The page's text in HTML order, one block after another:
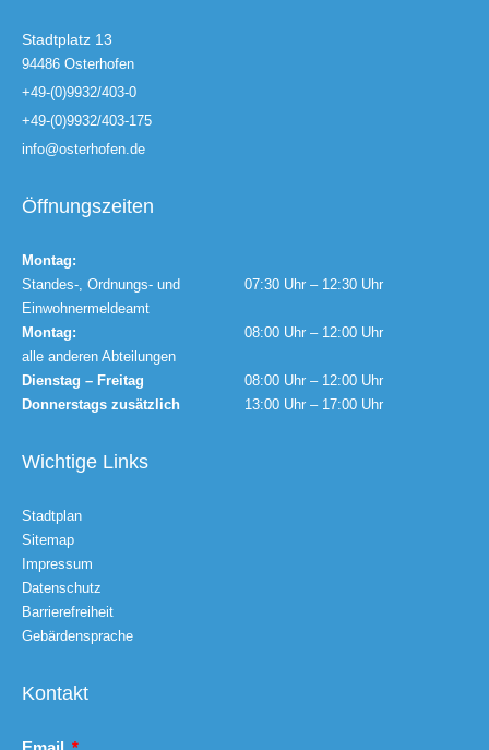
Stadtplatz 13
94486 Osterhofen
+49-(0)9932/403-0
+49-(0)9932/403-175
info@osterhofen.de
Öffnungszeiten
Montag:
Standes-, Ordnungs- und
Einwohnermeldeamt
07:30 Uhr – 12:30 Uhr
Montag:
alle anderen Abteilungen
08:00 Uhr – 12:00 Uhr
Dienstag – Freitag
08:00 Uhr – 12:00 Uhr
Donnerstags zusätzlich
13:00 Uhr – 17:00 Uhr
Wichtige Links
Stadtplan
Sitemap
Impressum
Datenschutz
Barrierefreiheit
Gebärdensprache
Kontakt